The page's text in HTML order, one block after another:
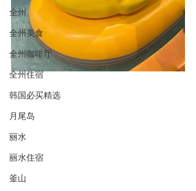
全州
全州美食
全州咖啡厅
全州住宿
韩国必买精选
月尾岛
丽水
丽水住宿
釜山